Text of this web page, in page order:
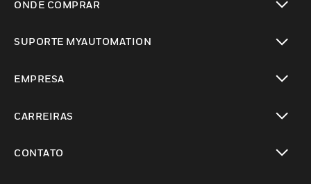
ONDE COMPRAR
SUPORTE MYAUTOMATION
EMPRESA
CARREIRAS
CONTATO